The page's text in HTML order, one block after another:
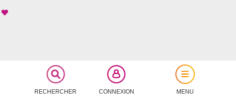
RECHERCHER CONNEXION MENU
FERMER